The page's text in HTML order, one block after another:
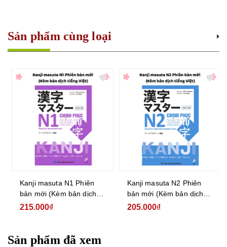
Sản phẩm cùng loại
Kanji masuta N1 Phiên
bản mới (Kèm bản dịch
tiếng Việt)
215.000₫
Kanji masuta N2 Phiên
bản mới (Kèm bản dịch
tiếng Việt)
205.000₫
Sản phẩm đã xem